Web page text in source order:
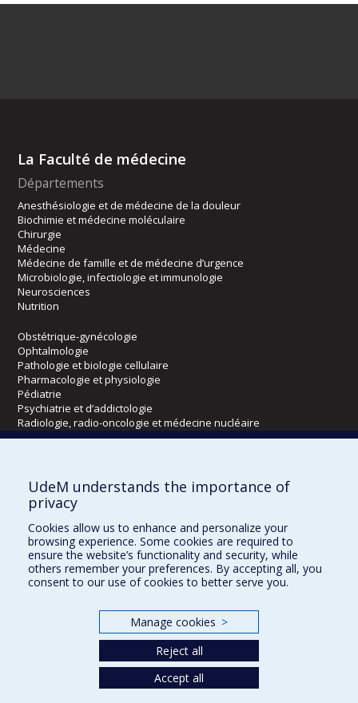
La Faculté de médecine
Départements
Anesthésiologie et de médecine de la douleur
Biochimie et médecine moléculaire
Chirurgie
Médecine
Médecine de famille et de médecine d’urgence
Microbiologie, infectiologie et immunologie
Neurosciences
Nutrition
Obstétrique-gynécologie
Ophtalmologie
Pathologie et biologie cellulaire
Pharmacologie et physiologie
Pédiatrie
Psychiatrie et d’addictologie
Radiologie, radio-oncologie et médecine nucléaire
Écoles
Kinésiologie et des sciences de l’activité physique
Orthophonie et audiologie
Réadaptation
Directions
DPC
UdeM understands the importance of
privacy
Cookies allow us to enhance and personalize your
browsing experience. Some cookies are required to
ensure the website’s functionality and security, while
others remember your preferences. By accepting all, you
consent to our use of cookies to better serve you.
Manage cookies >
Reject all
Accept all